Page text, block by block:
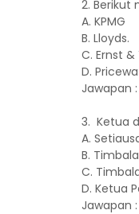
2. Berikut
A. KPMG
B. Lloyds.
C. Ernst
D.
Jawapan :
3. Ketua
A.
B.
C.
D. Ketua
Jawapan